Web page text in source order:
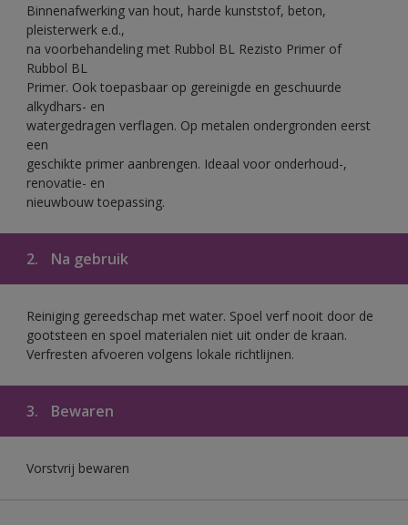
Binnenafwerking van hout, harde kunststof, beton,
pleisterwerk e.d.,
na voorbehandeling met Rubbol BL Rezisto Primer of
Rubbol BL
Primer. Ook toepasbaar op gereinigde en geschuurde
alkydhars- en
watergedragen verflagen. Op metalen ondergronden eerst
een
geschikte primer aanbrengen. Ideaal voor onderhoud-,
renovatie- en
nieuwbouw toepassing.
2. Na gebruik
Reiniging gereedschap met water. Spoel verf nooit door de
gootsteen en spoel materialen niet uit onder de kraan.
Verfresten afvoeren volgens lokale richtlijnen.
3. Bewaren
Vorstvrij bewaren